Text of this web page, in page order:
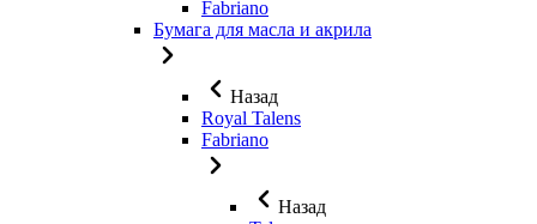
Fabriano
Бумага для масла и акрила
Назад
Royal Talens
Fabriano
Назад